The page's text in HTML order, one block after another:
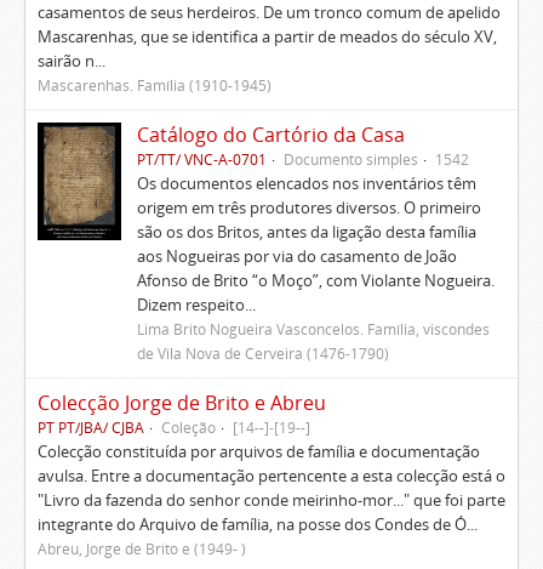
casamentos de seus herdeiros. De um tronco comum de apelido
Mascarenhas, que se identifica a partir de meados do século XV,
sairão n...
Mascarenhas. Família (1910-1945)
Catálogo do Cartório da Casa
PT/TT/ VNC-A-0701 Documento simples 1542
Os documentos elencados nos inventários têm
origem em três produtores diversos. O primeiro
são os dos Britos, antes da ligação desta família
aos Nogueiras por via do casamento de João
Afonso de Brito “o Moço”, com Violante Nogueira.
Dizem respeito...
Lima Brito Nogueira Vasconcelos. Família, viscondes
de Vila Nova de Cerveira (1476-1790)
Colecção Jorge de Brito e Abreu
PT PT/JBA/ CJBA Coleção [14--]-[19--]
Colecção constituída por arquivos de família e documentação
avulsa. Entre a documentação pertencente a esta colecção está o
"Livro da fazenda do senhor conde meirinho-mor..." que foi parte
integrante do Arquivo de família, na posse dos Condes de Ó...
Abreu, Jorge de Brito e (1949- )